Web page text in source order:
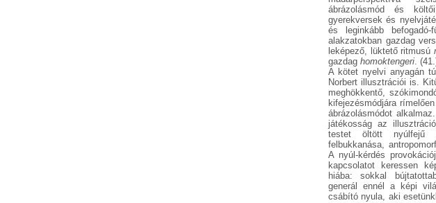
ábrázolásmód és
gyerekversek és
és leginkább
alakzatokban gazdag
leképező, lüktető ritmusú
gazdag homoktengeri.
A kötet nyelvi anyagán
Norbert illusztrációi is.
meghökkentő,
kifejezésmódjára
ábrázolásmódot
játékosság az
testet öltött nyúlfejű
felbukkanása,
A nyúl-kérdés
kapcsolatot keressen
hiába: sokkal
generál ennél a képi
csábító nyula, aki